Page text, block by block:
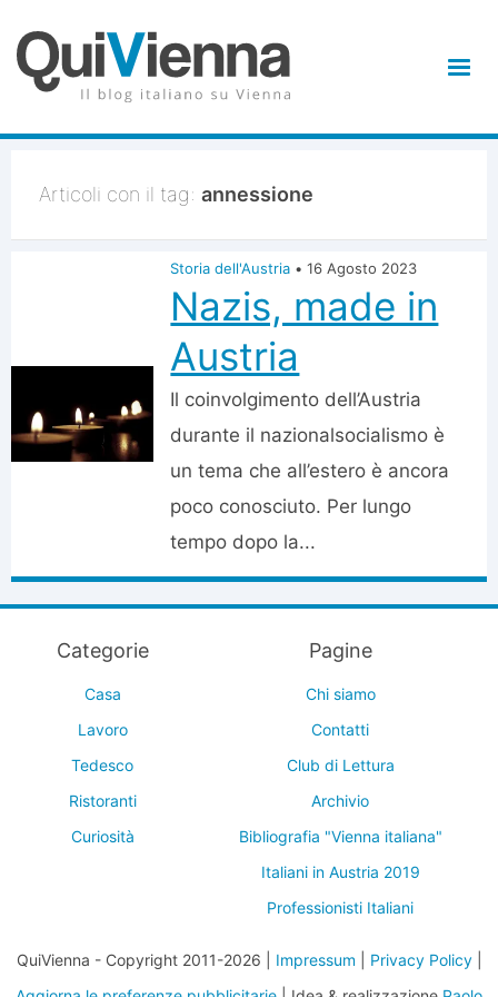
Articoli con il tag: annessione
Storia dell'Austria • 16 Agosto 2023
Nazis, made in
Austria
Il coinvolgimento dell’Austria
durante il nazionalsocialismo è
un tema che all’estero è ancora
poco conosciuto. Per lungo
tempo dopo la...
Categorie
Casa
Lavoro
Tedesco
Ristoranti
Curiosità
Pagine
Chi siamo
Contatti
Club di Lettura
Archivio
Bibliografia "Vienna italiana"
Italiani in Austria 2019
Professionisti Italiani
QuiVienna - Copyright 2011-2026 | Impressum Privacy Policy|